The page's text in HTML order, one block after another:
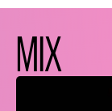
MIX